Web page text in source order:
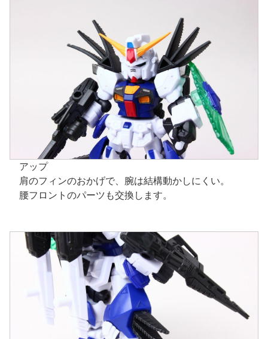
アップ
肩のフィンのおかげで、腕は結構動かしにくい。
腰フロントのパーツも交換します。